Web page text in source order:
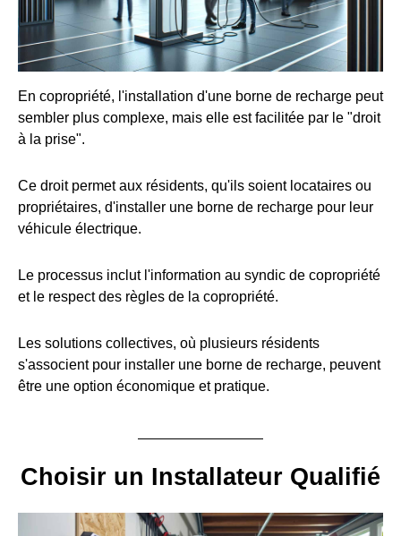
En copropriété, l'installation d'une borne de recharge peut
sembler plus complexe, mais elle est facilitée par le "droit
à la prise".
Ce droit permet aux résidents, qu'ils soient locataires ou
propriétaires, d'installer une borne de recharge pour leur
véhicule électrique.
Le processus inclut l'information au syndic de copropriété
et le respect des règles de la copropriété.
Les solutions collectives, où plusieurs résidents
s'associent pour installer une borne de recharge, peuvent
être une option économique et pratique.
Choisir un Installateur Qualifié